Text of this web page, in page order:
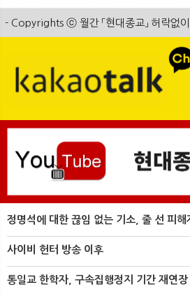
- Copyrights ⓒ 월간 「현대종교」 허락없
정명석에 대한 끊임 없는 기소, 줄 선 피해
사이비 헌터 방송 이후
통일교 한학자, 구속집행정지 기간 재연장